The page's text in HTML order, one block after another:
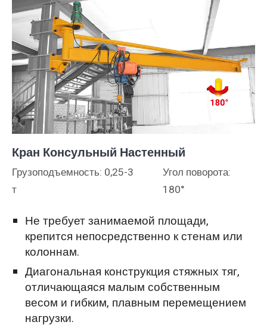
Кран Консульный Настенный
Грузоподъемность: 0,25-3
т
Угол поворота:
180°
Не требует занимаемой площади,
крепится непосредственно к стенам или
колоннам.
Диагональная конструкция стяжных тяг,
отличающаяся малым собственным
весом и гибким, плавным перемещением
нагрузки.